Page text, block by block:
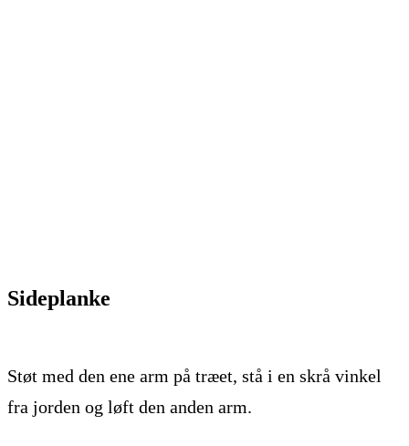
Sideplanke
Støt med den ene arm på træet, stå i en skrå vinkel
fra jorden og løft den anden arm.